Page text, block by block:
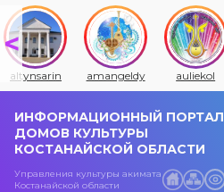
altynsarin amangeldy auliekol
ИНФОРМАЦИОННЫЙ ПОРТАЛ
ДОМОВ КУЛЬТУРЫ
КОСТАНАЙСКОЙ ОБЛАСТИ
Управления культуры акимата
Костанайской области